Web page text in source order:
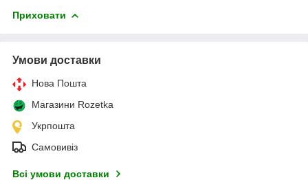
Приховати
Умови доставки
Нова Пошта
Магазини Rozetka
Укрпошта
Самовивіз
Всі умови доставки